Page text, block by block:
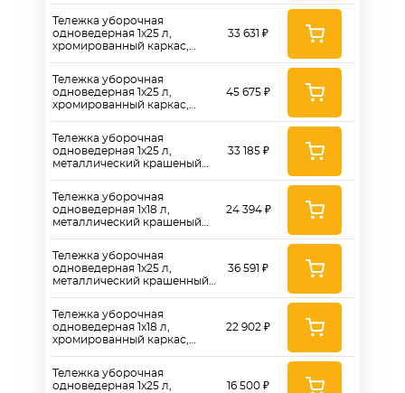
Тележка уборочная
одноведерная 1x25 л,
хромированный каркас,
Тележка уборочная
одноведерная 1x25 л,
хромированный каркас,
Тележка уборочная
одноведерная 1х25 л,
металлический крашеный
Тележка уборочная
одноведерная 1x18 л,
металлический крашеный
Тележка уборочная
одноведерная 1x25 л,
металлический крашенный
TK723
Тележка уборочная
одноведерная 1x18 л,
хромированный каркас,
Тележка уборочная
одноведерная 1x25 л,
33 631 ₽
45 675 ₽
33 185 ₽
24 394 ₽
36 591 ₽
22 902 ₽
16 500 ₽